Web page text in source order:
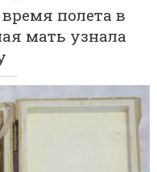
полета в
мать узнала